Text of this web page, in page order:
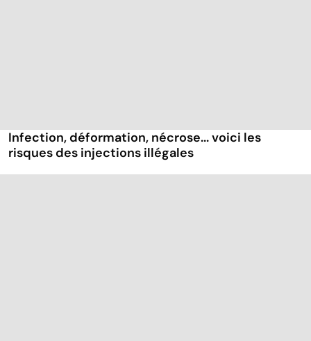
Infection, déformation, nécrose... voici les
risques des injections illégales